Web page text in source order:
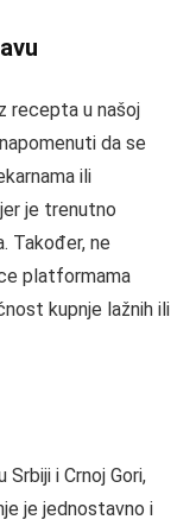
recepta u našoj
da se
ili
je trenutno
Također, ne
platformama
kupnje lažnih ili
i Crnoj Gori,
je jednostavno i